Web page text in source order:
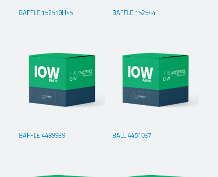
BAFFLE 152510H45 BAFFLE 152544
BAFFLE 4489939 BALL 4451037